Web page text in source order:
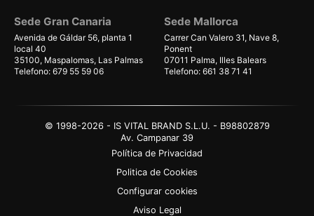
Sede Gran Canaria
Avenida de Gáldar 56, planta 1
local 40
35100, Maspalomas, Las Palmas
Telefono: 679 55 59 06
Sede Mallorca
Carrer Can Valero 31, Nave 8,
Ponent
07011 Palma, Illes Balears
Telefono: 661 38 71 41
© 1998-2026 - IS VITAL BRAND S.L.U. - B98802879
Av. Campanar 39
Política de Privacidad
Politica de Cookies
Configurar cookies
Aviso Legal